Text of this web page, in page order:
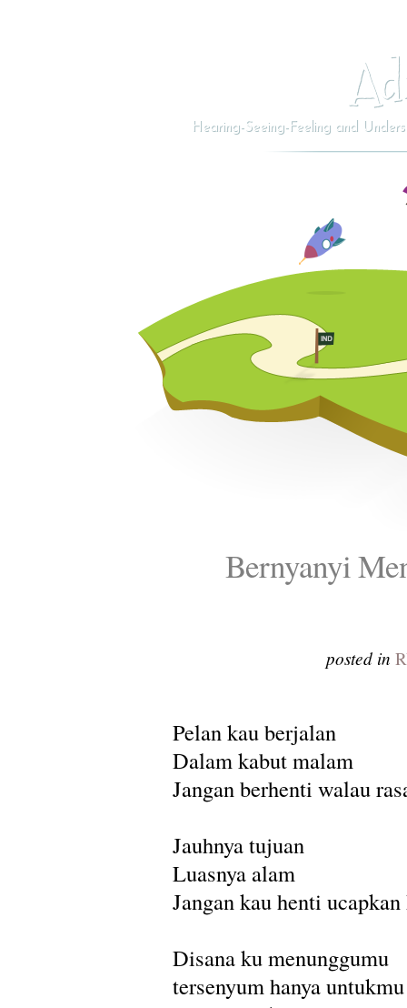
Hearing-Seeing-Feeling and
Bernyanyi
posted in
Pelan kau berjalan
Dalam kabut malam
Jangan berhenti walau
Jauhnya tujuan
Luasnya alam
Jangan kau henti ucapkan
Disana ku menunggumu
tersenyum hanya untukmu